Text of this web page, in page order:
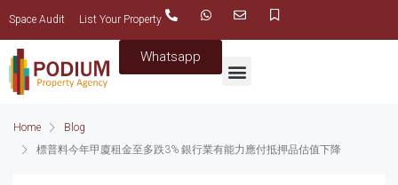
Space Audit List Your Property
Whatsapp
Home
Blog
標普料今年甲廈租金至多跌3% 銀行業有能力應付抵押品估值下降